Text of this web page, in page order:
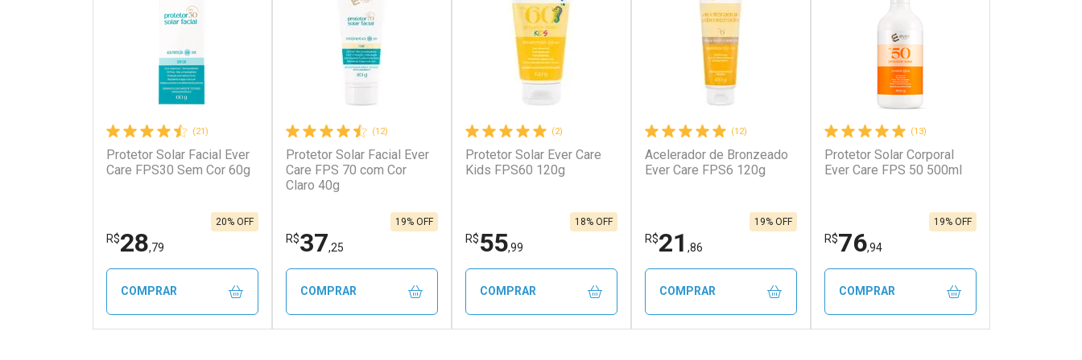
Ativar Desconto Ativar Desconto Ativar Desconto
Por R$ 91,07/cada
Ativar Desconto
Por R$ 19,30/cada
Ativar Desconto
Por R$ 19,29/cada
(21)
Protetor Solar Facial Ever
Care FPS30 Sem Cor 60g
R$28,79
20% OFF
COMPRAR
(12)
Protetor Solar Facial Ever
Care FPS 70 com Cor
Claro 40g
R$37,25
19% OFF
COMPRAR
(2)
Protetor Solar Ever Care
Kids FPS60 120g
R$55,99
18% OFF
COMPRAR
(12)
Acelerador de Bronzeado
Ever Care FPS6 120g
R$21 ,86
19% OFF
COMPRAR
(13)
Protetor Solar Corporal
Ever Care FPS 50 500ml
R$76,94
19% OFF
COMPRAR